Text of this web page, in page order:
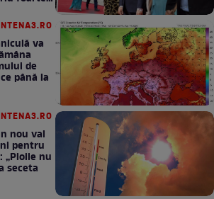
va
de
până la
nou val
pentru
„Ploile nu
seceta